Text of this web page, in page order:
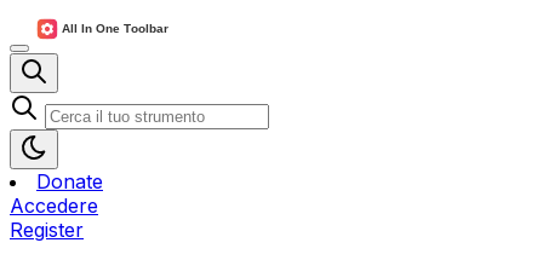
Donate
Accedere
Register